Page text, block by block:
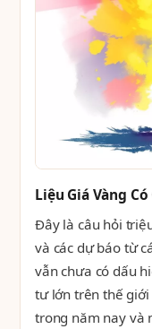
Liệu Giá Vàng
Đây là câu hỏi
và các dự báo từ
vẫn chưa có dấu
tư lớn trên thế
trong năm nay và